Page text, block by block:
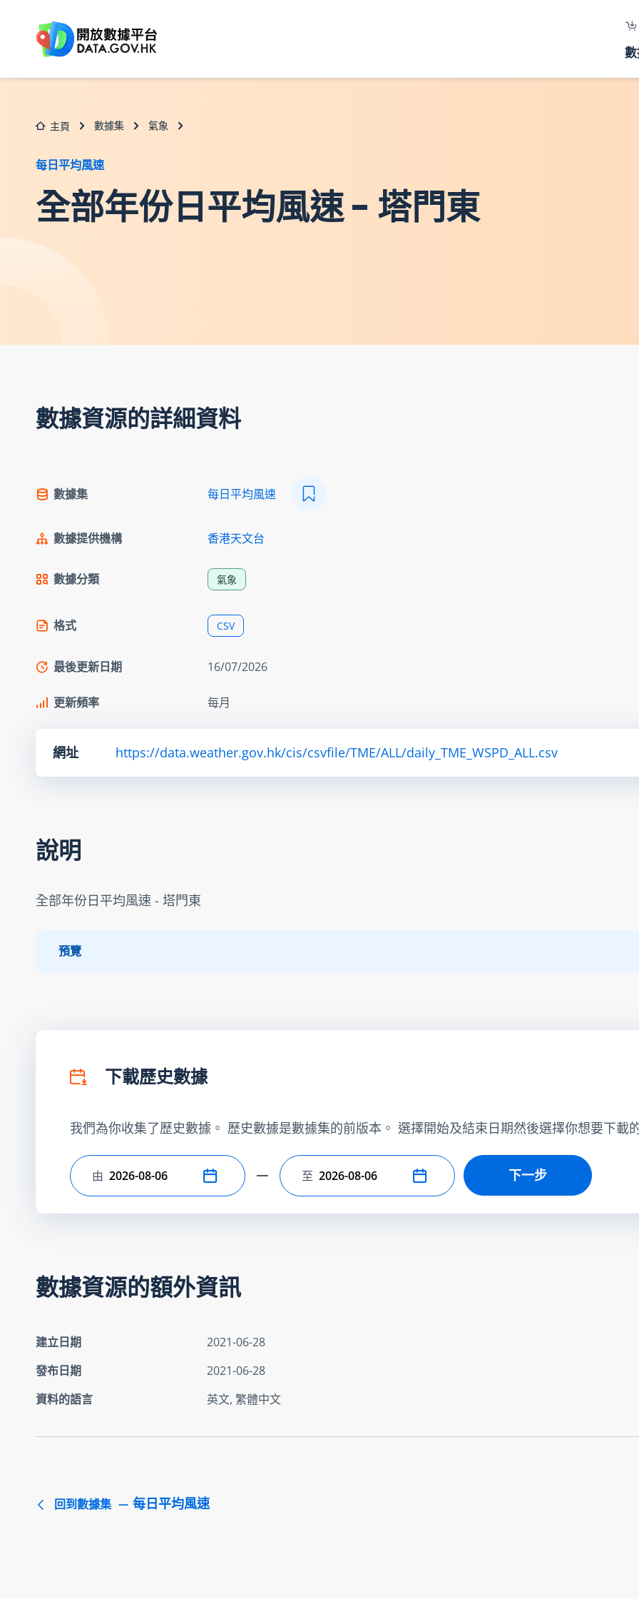
主頁 數據集 氣象
每日平均風速
全部年份日平均風速 - 塔門東
數據資源的詳細資料
數據集 每日平均風速
數據提供機構 香港天文台
數據分類 氣象
格式 CSV
最後更新日期 16/07/2026
更新頻率 每月
網址 https://data.weather.gov.hk/cis/csvfile/TME/ALL/daily_TME_WSPD_ALL.csv
說明
全部年份日平均風速 - 塔門東
預覽
下載歷史數據
我們為你收集了歷史數據。 歷史數據是數據集的前版本。 選擇開始及結束日期然後選擇你想要下載
選擇開始日期
由 選擇結束日期
至 下一步
數據資源的額外資訊
建立日期
2021-06-28
發布日期
2021-06-28
資料的語言
英文, 繁體中文
回到數據集 每日平均風速